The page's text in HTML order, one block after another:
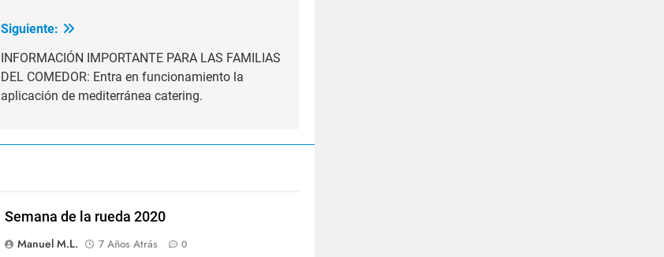
Siguiente:
INFORMACIÓN IMPORTANTE PARA LAS FAMILIAS
DEL COMEDOR: Entra en funcionamiento la
aplicación de mediterránea catering.
Semana de la rueda 2020
Manuel M.L.
7 Años Atrás 0